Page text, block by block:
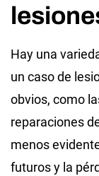
Hay una
un caso de
obvios, como
reparaciones
menos
futuros y la